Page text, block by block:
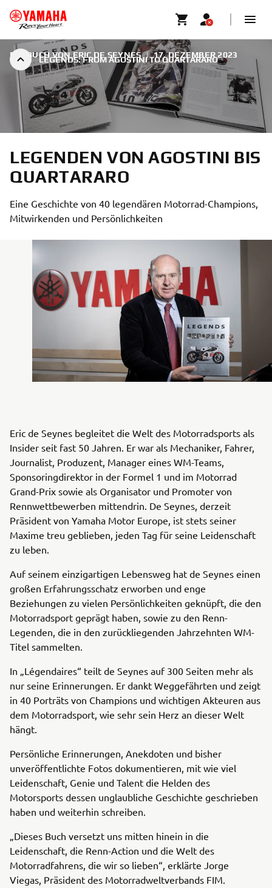
LEGENDS: FROM AGOSTINI TO QUARTARARO
EIN BUCH VON ERIC DE SEYNES | 17. DEZEMBER 2023
LEGENDEN VON AGOSTINI BIS
QUARTARARO
Eine Geschichte von 40 legendären Motorrad-Champions,
Mitwirkenden und Persönlichkeiten
Eric de Seynes begleitet die Welt des Motorradsports als
Insider seit fast 50 Jahren. Er war als Mechaniker, Fahrer,
Journalist, Produzent, Manager eines WM-Teams,
Sponsoringdirektor in der Formel 1 und im Motorrad
Grand-Prix sowie als Organisator und Promoter von
Rennwettbewerben mittendrin. De Seynes, derzeit
Präsident von Yamaha Motor Europe, ist stets seiner
Maxime treu geblieben, jeden Tag für seine Leidenschaft
zu leben.
Auf seinem einzigartigen Lebensweg hat de Seynes einen
großen Erfahrungsschatz erworben und enge
Beziehungen zu vielen Persönlichkeiten geknüpft, die den
Motorradsport geprägt haben, sowie zu den Renn-
Legenden, die in den zurückliegenden Jahrzehnten WM-
Titel sammelten.
In „Légendaires“ teilt de Seynes auf 300 Seiten mehr als
nur seine Erinnerungen. Er dankt Weggefährten und zeigt
in 40 Porträts von Champions und wichtigen Akteuren aus
dem Motorradsport, wie sehr sein Herz an dieser Welt
hängt.
Persönliche Erinnerungen, Anekdoten und bisher
unveröffentlichte Fotos dokumentieren, mit wie viel
Leidenschaft, Genie und Talent die Helden des
Motorsports dessen unglaubliche Geschichte geschrieben
haben und weiterhin schreiben.
„Dieses Buch versetzt uns mitten hinein in die
Leidenschaft, die Renn-Action und die Welt des
Motorradfahrens, die wir so lieben“, erklärte Jorge
Viegas, Präsident des Motorradweltverbands FIM.